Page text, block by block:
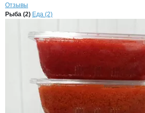
Отзывы
ПродукцияАндреев
Навигация по продуктам
Рыба (2) Еда (2)